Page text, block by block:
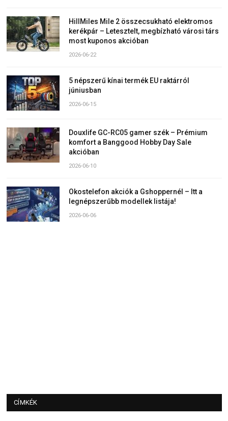
HillMiles Mile 2 összecsukható elektromos
kerékpár – Letesztelt, megbízható városi társ
most kuponos akcióban
2026-06-22
5 népszerű kínai termék EU raktárról
júniusban
2026-06-15
Douxlife GC-RC05 gamer szék – Prémium
komfort a Banggood Hobby Day Sale
akcióban
2026-06-10
Okostelefon akciók a Gshoppernél – Itt a
legnépszerűbb modellek listája!
2026-06-06
CÍMKÉK